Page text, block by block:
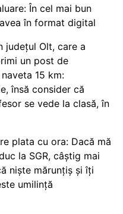
În cel mai bun
în format digital
județul Olt, care a
un post de
15 km:
însă consider că
se vede la clasă, în
plata cu ora: Dacă mă
la SGR, câștig mai
niște mărunțiș și îți
umilință